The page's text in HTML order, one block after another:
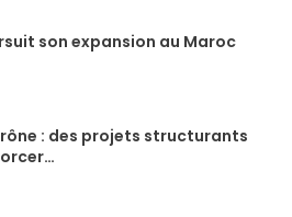
son expansion au Maroc
: des projets structurants